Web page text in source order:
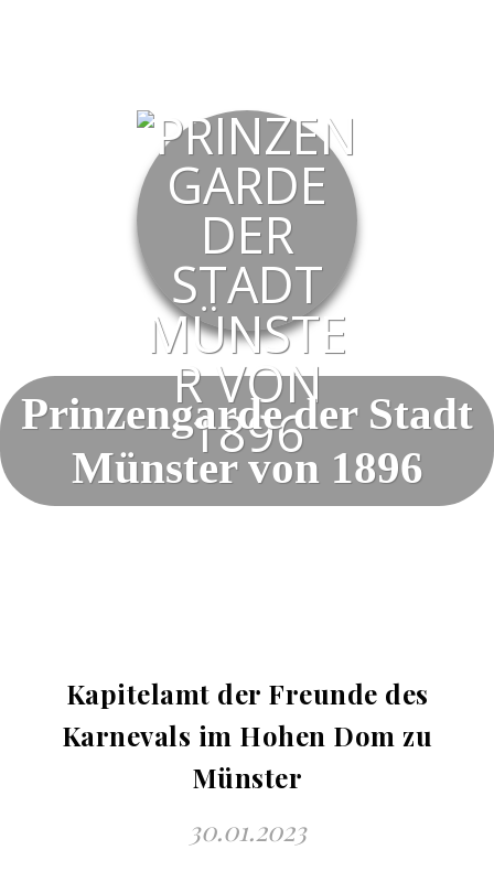
Prinzengarde der Stadt
Münster von 1896
Kapitelamt der Freunde des
Karnevals im Hohen Dom zu
Münster
30.01.2023